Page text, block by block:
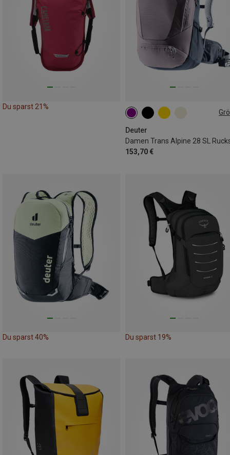
Du sparst 21%
Deuter
Damen Trans Alpine 28 SL
153,70 €
28L
Du sparst 40% Du sparst 19%